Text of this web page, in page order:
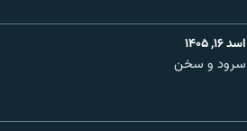
اسد ۱۶, ۱۴۰۵
سرود و سخن